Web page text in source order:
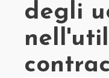
degli